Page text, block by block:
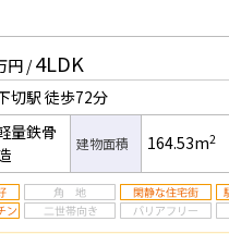
円 / 4LDK
切駅 徒歩72分
量鉄骨
建物面積 164.53m2